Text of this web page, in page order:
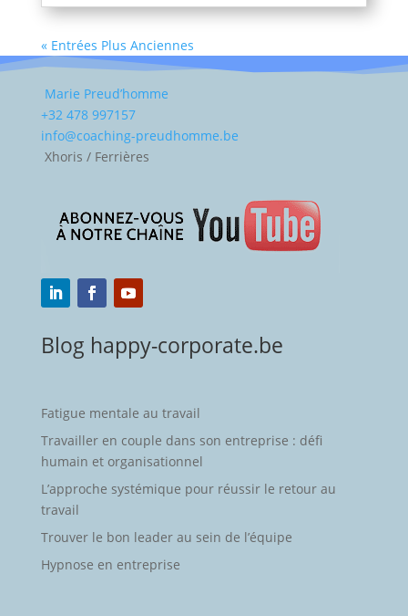
« Entrées Plus Anciennes
Marie Preud’homme
+32 478 997157
info@coaching-preudhomme.be
Xhoris / Ferrières
Blog happy-corporate.be
Fatigue mentale au travail
Travailler en couple dans son entreprise : défi
humain et organisationnel
L’approche systémique pour réussir le retour au
travail
Trouver le bon leader au sein de l’équipe
Hypnose en entreprise